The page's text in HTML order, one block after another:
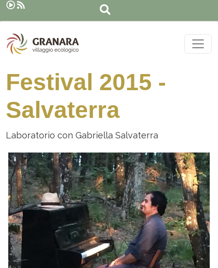
Aller au contenu principal
Festival 2015 -
Salvaterra
Laboratorio con Gabriella Salvaterra